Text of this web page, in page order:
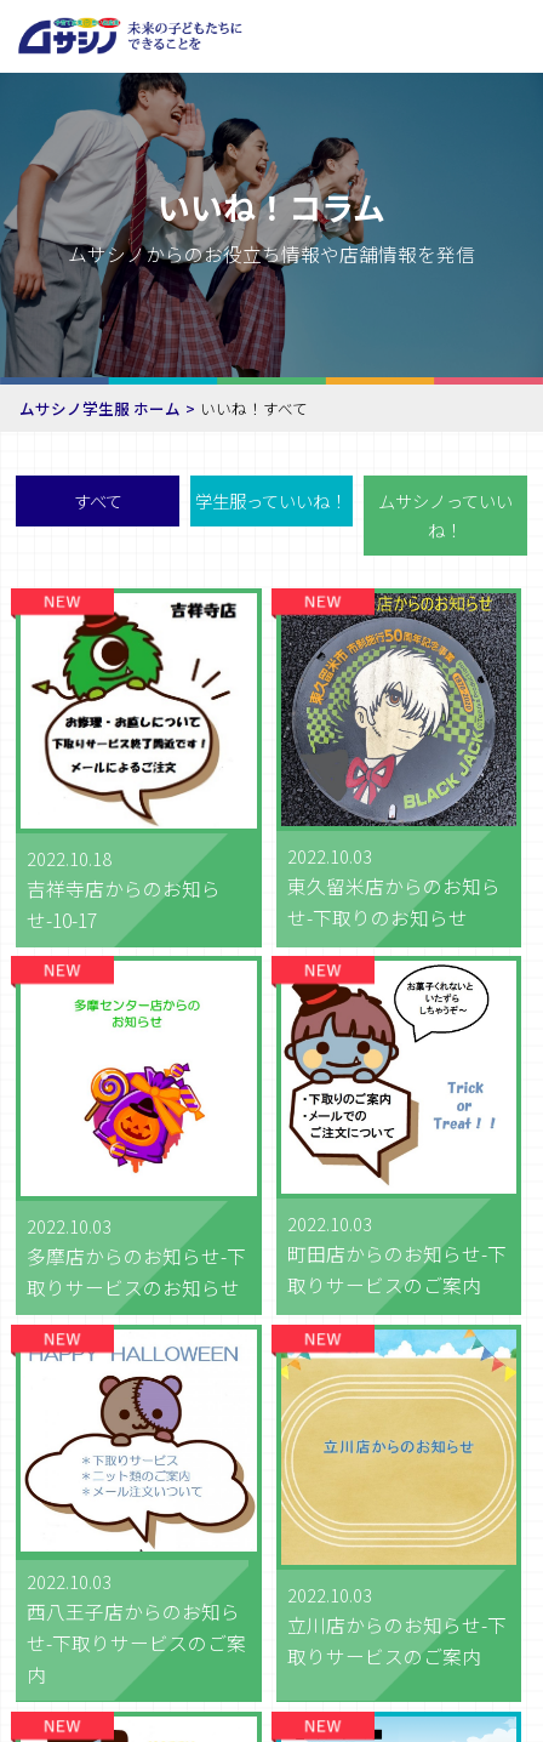
いいね！コラム
ムサシノからのお役立ち情報や店舗情報を発信
ムサシノ学生服 ホーム いいね！すべて
すべて 学生服っていいね！
ムサシノっていい
ね！
2022.10.18
吉祥寺店からのお知ら
せ-10-17
2022.10.03
東久留米店からのお知ら
せ-下取りのお知らせ
2022.10.03
多摩店からのお知らせ-下
取りサービスのお知らせ
2022.10.03
町田店からのお知らせ-下
取りサービスのご案内
2022.10.03
西八王子店からのお知ら
せ-下取りサービスのご案
内
2022.10.03
立川店からのお知らせ-下
取りサービスのご案内